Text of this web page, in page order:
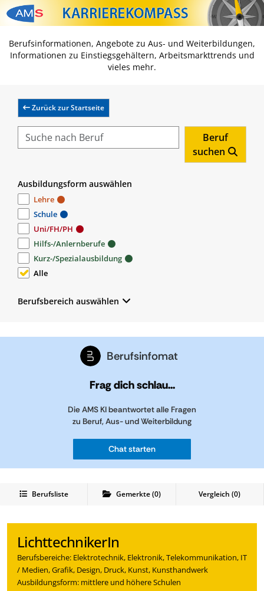
Zum Inhalt springen
Zum Navmenü springen
Zur Suche springen
Zur Footer springen
Berufsinformationen, Angebote zu Aus- und Weiterbildungen,
Informationen zu Einstiegsgehältern, Arbeitsmarkttrends und
vieles mehr.
Zurück zur Startseite
Beruf
suchen
Ausbildungsform auswählen
Lehre
Schule
Uni/FH/PH
Hilfs-/Anlernberufe
Kurz-/Spezialausbildung
Alle
Berufsbereich auswählen
Berufsinfomat
Frag dich schlau...
Die AMS KI beantwortet alle Fragen
zu Beruf, Aus- und Weiterbildung
Chat starten
Berufsliste Gemerkte(0) Vergleich (0)
LichttechnikerIn
Berufsbereiche: Elektrotechnik, Elektronik, Telekommunikation, IT
/ Medien, Grafik, Design, Druck, Kunst, Kunsthandwerk
Ausbildungsform: mittlere und höhere Schulen